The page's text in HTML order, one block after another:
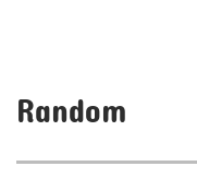
Random